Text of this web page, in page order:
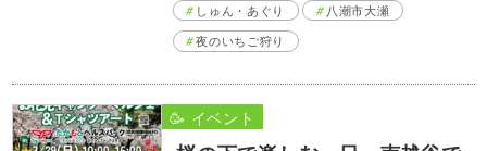
しゅん・あぐり
八潮市大瀬
夜のいちご狩り
🥳 イベント